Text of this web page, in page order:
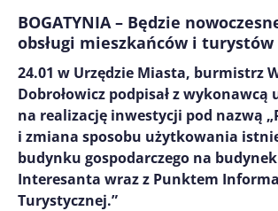
BOGATYNIA – Będzie
obsługi mieszkańców i turystów
24.01 w Urzędzie Miasta, burmistrz
Dobrołowicz podpisał z wykonawcą
na realizację inwestycji pod nazwą
i zmiana sposobu użytkowania
budynku gospodarczego na
Interesanta wraz z Punktem
Turystycznej.”